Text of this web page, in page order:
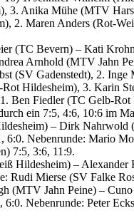
3. Anika Mühe (MTV
2. Maren Anders (Rot-
(TC Bevern) – Kati
Arnhold (MTV Jahn
(SV Gadenstedt), 2.
Hildesheim), 3. Karin
Ben Fiedler (TC Gelb-
ein 7:5, 4:6, 10:6 im
– Dirk
6:0. Nebenrunde: Mario
7:5, 3:6, 11:9.
Hildesheim) –
Rudi Mierse (SV Falke
(MTV Jahn Peine) –
Nebenrunde: Peter